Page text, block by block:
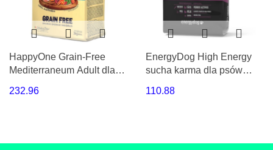
HappyOne Grain-Free
Mediterraneum Adult dla
Premium 12Kg
232.96
EnergyDog High Energy
sucha karma dla psów
Pet Food
110.88